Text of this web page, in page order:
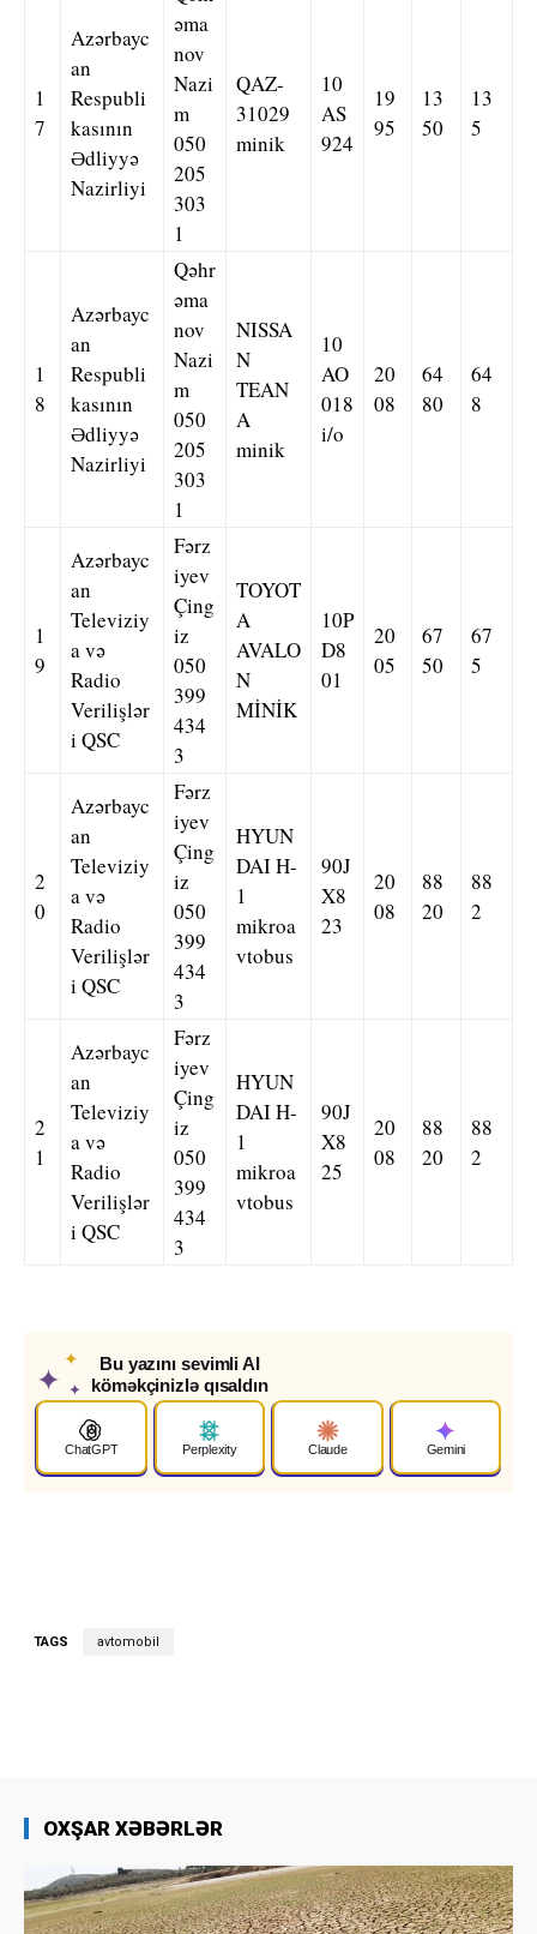
1
7
Azərbayc
an
Respubli
kasının
Ədliyyə
Nazirliyi
əma
nov
Nazi
m
050
205
303
1
QAZ-
31029
minik
10
AS
924
19
95
13
50
13
5
1
8
Azərbayc
an
Respubli
kasının
Ədliyyə
Nazirliyi
Qəhr
əma
nov
Nazi
m
050
205
303
1
NISSA
N
TEAN
A
minik
10
AO
018
i/o
20
08
64
80
64
8
1
9
Azərbayc
an
Televiziy
a və
Radio
Verilişlər
i QSC
Fərz
iyev
Çing
iz
050
399
434
3
TOYOT
A
AVALO
N
MİNİK
10P
D8
01
20
05
67
50
67
5
2
0
Azərbayc
an
Televiziy
a və
Radio
Verilişlər
i QSC
Fərz
iyev
Çing
iz
050
399
434
3
HYUN
DAI H-
1
mikroa
vtobus
90J
X8
23
20
08
88
20
88
2
2
1
Azərbayc
an
Televiziy
a və
Radio
Verilişlər
i QSC
Fərz
iyev
Çing
iz
050
399
434
3
HYUN
DAI H-
1
mikroa
vtobus
90J
X8
25
20
08
88
20
88
2
✦
✦
✦
Bu yazını sevimli AI
köməkçinizlə qısaldın
ChatGPT Perplexity Claude Gemini
TAGS avtomobil
OXŞAR XƏBƏRLƏR